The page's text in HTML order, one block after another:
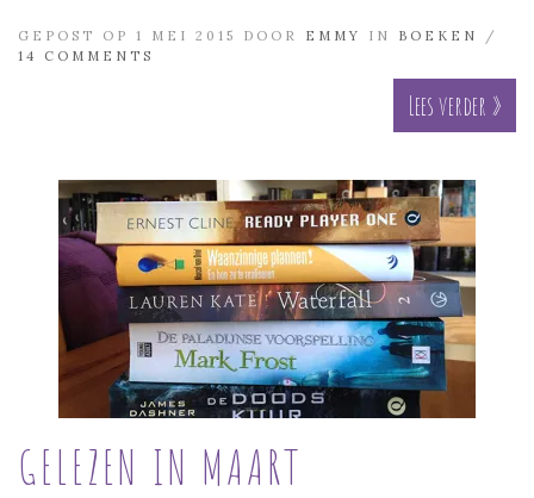
GEPOST OP 1 MEI 2015 DOOR EMMY IN BOEKEN
/
14 COMMENTS
Lees verder »
GELEZEN IN MAART